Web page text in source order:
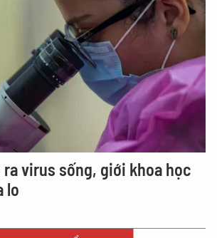
ra virus sống, giới khoa học
lo